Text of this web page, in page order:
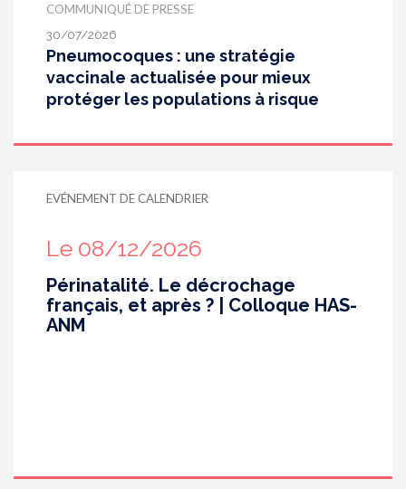
COMMUNIQUÉ DE PRESSE
30/07/2026
Pneumocoques : une stratégie
vaccinale actualisée pour mieux
protéger les populations à risque
EVÉNEMENT DE CALENDRIER
Le 08/12/2026
Périnatalité. Le décrochage
français, et après ? | Colloque HAS-
ANM